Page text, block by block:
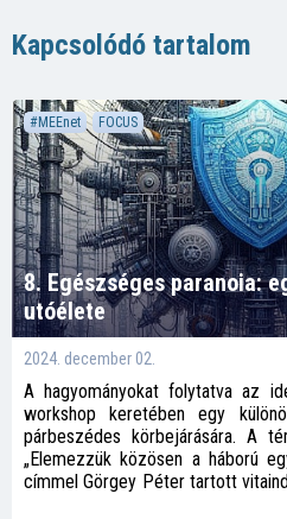
Kapcsolódó tartalom
#MEEnet FOCUS
8. Egészséges paranoia:
utóélete
2024. december 02.
A hagyományokat folytatva az
workshop keretében egy
párbeszédes körbejárására. A
„Elemezzük közösen a háború
címmel Görgey Péter tartott